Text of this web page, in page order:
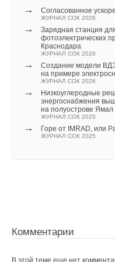
→ Согласованное
ЖУРНАЛ СОК 2026
→
Зарядная станция
фотоэлектрических
Краснодара
ЖУРНАЛ СОК 2026
→
Создание модели
на примере
ЖУРНАЛ СОК 2026
→
Низкоуглеродные
энергоснабжения
на полуострове Ямал
ЖУРНАЛ СОК 2025
→ Горе от IMRAD, или
ЖУРНАЛ СОК 2025
Комментарии
В этой теме еще нет
Добавить
Ваше имя *
Ежегодно в
делегатов. Основные
технических отделов
(целевая аудитория около 6
Заявки на участие в
а также сами доклады
по электронным адресам:
kubgtu_renXXI-
Заявки на участие в
формате без доклада(в